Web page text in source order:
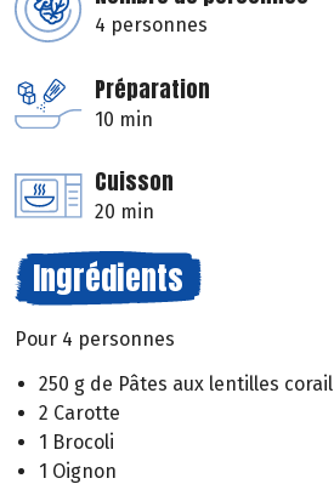
4 personnes
Préparation
10 min
Cuisson
20 min
Ingrédients
Pour 4 personnes
250 g de Pâtes aux lentilles corail
2 Carotte
1 Brocoli
1 Oignon